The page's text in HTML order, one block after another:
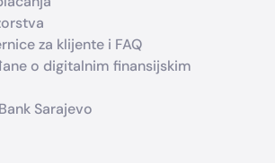
za klijente i FAQ
o digitalnim finansijskim
Sarajevo